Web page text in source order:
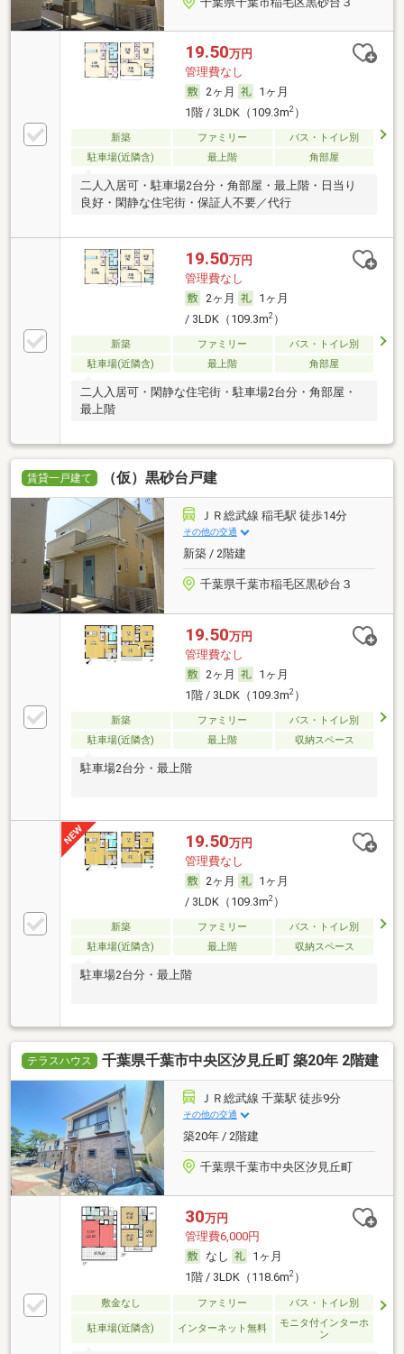
19.50万円
管理費なし
2ヶ月
1ヶ月
1階 / 3LDK（109.3m2）
新築 ファミリー
バス・トイレ別
駐車場(近隣含)
最上階 角部屋
二人入居可・駐車場2台分・角部屋・最上階・日当り
良好・閑静な住宅街・保証人不要／代行
19.50万円
管理費なし
2ヶ月
1ヶ月
/ 3LDK（109.3m2）
新築 ファミリー
バス・トイレ別
駐車場(近隣含)
最上階 角部屋
二人入居可・閑静な住宅街・駐車場2台分・角部屋・
最上階
賃貸一戸建て （仮）黒砂台戸建
ＪＲ総武線 稲毛駅 徒歩14分
その他の交通
新築 / 2階建
千葉県千葉市稲毛区黒砂台３
19.50万円
管理費なし
2ヶ月
1ヶ月
1階 / 3LDK（109.3m2）
新築 ファミリー
バス・トイレ別
駐車場(近隣含)
最上階 収納スペース
駐車場2台分・最上階
19.50万円
管理費なし
2ヶ月
1ヶ月
/ 3LDK（109.3m2）
新築 ファミリー
バス・トイレ別
駐車場(近隣含)
最上階 収納スペース
駐車場2台分・最上階
テラスハウス 千葉県千葉市中央区汐見丘町 築20年 2階建
ＪＲ総武線 千葉駅 徒歩9分
その他の交通
築20年 / 2階建
千葉県千葉市中央区汐見丘町
30万円
管理費6,000円
なし
1ヶ月
1階 / 3LDK（118.6m2）
敷金なし ファミリー バス・トイレ別
駐車場(近隣含) インターネット無料
モニタ付インターホ
ン